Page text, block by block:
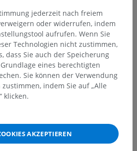
jederzeit nach freiem
oder widerrufen, indem
aufrufen. Wenn Sie
Technologien nicht zustimmen,
dass Sie auch der Speicherung
eines berechtigten
Sie können der Verwendung
indem Sie auf „Alle
klicken.
AKZEPTIEREN